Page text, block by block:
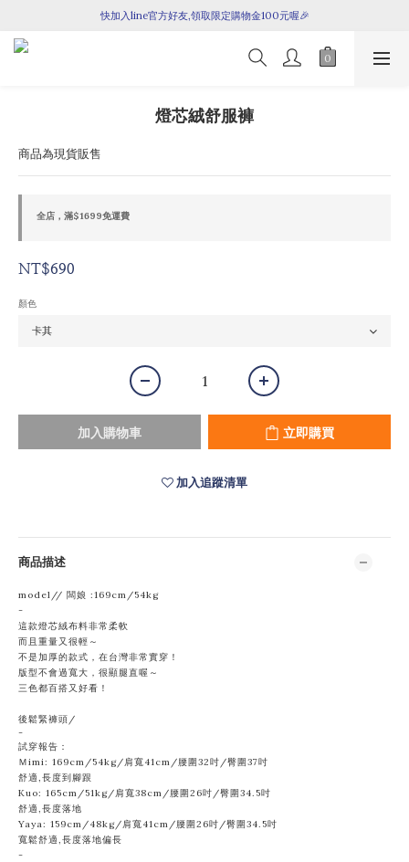
全館滿$1699即享免運！
快加入line官方好友,領取限定購物金100元喔🎉
全館滿$1699即享免運！
燈芯絨舒服褲
商品為現貨販售
全店，滿$1699免運費
NT$690
顏色
加入購物車 立即購買
加入追蹤清單
商品描述
model// 闆娘 :169cm/54kg
-
這款燈芯絨布料非常柔軟
而且重量又很輕～
不是加厚的款式，在台灣非常實穿！
版型不會過寬大，很顯腿直喔～
三色都百搭又好看！
後鬆緊褲頭/
-
試穿報告：
Ｍimi: 169cm/54kg/肩寬41cm/腰圍32吋/臀圍37吋
舒適,長度到腳跟
Kuo: 165cm/51kg/肩寬38cm/腰圍26吋/臀圍34.5吋
舒適,長度落地
Yaya: 159cm/48kg/肩寬41cm/腰圍26吋/臀圍34.5吋
寬鬆舒適,長度落地偏長
-